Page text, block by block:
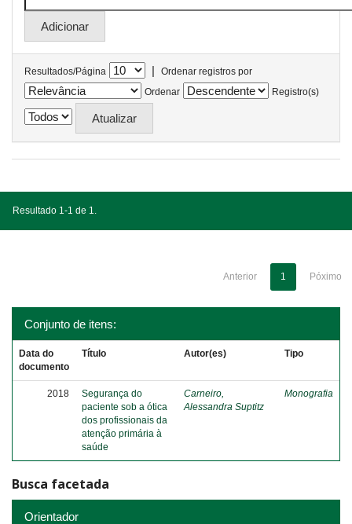
Resultados/Página |
Ordenar registros por
Ordenar
Registro(s)
Resultado 1-1 de 1.
Anterior 1 Póximo
Conjunto de itens:
Data do
documento
Título Autor(es) Tipo
2018
Segurança do
paciente sob a ótica
dos profissionais da
atenção primária à
saúde
Carneiro,
Alessandra Suptitz
Monografia
Busca facetada
Orientador